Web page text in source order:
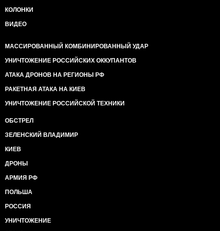
КОЛОНКИ
ВИДЕО
МАССИРОВАННЫЙ КОМБИНИРОВАННЫЙ УДАР
УНИЧТОЖЕНИЕ РОССИЙСКИХ ОККУПАНТОВ
АТАКА ДРОНОВ НА РЕГИОНЫ РФ
РАКЕТНАЯ АТАКА НА КИЕВ
УНИЧТОЖЕНИЕ РОССИЙСКОЙ ТЕХНИКИ
ОБСТРЕЛ
ЗЕЛЕНСКИЙ ВЛАДИМИР
КИЕВ
ДРОНЫ
АРМИЯ РФ
ПОЛЬША
РОССИЯ
УНИЧТОЖЕНИЕ